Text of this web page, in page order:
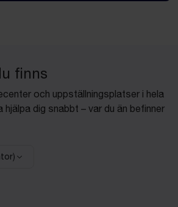
finns
och uppställningsplatser i hela
hjälpa dig snabbt – var du än befinner